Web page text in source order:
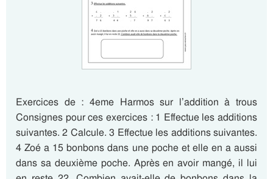
Exercices de : 4eme Harmos sur l’addition à trous
Consignes pour ces exercices : 1 Effectue les additions
suivantes. 2 Calcule. 3 Effectue les additions suivantes.
4 Zoé a 15 bonbons dans une poche et elle en a aussi
dans sa deuxième poche. Après en avoir mangé, il lui